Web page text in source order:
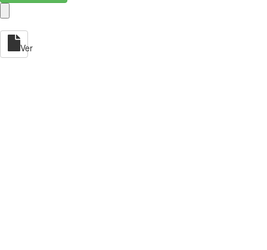
Ver